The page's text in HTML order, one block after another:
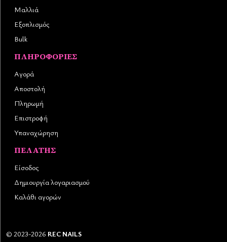
Μαλλιά
Εξοπλισμός
Bulk
ΠΛΗΡΟΦΟΡΊΕΣ
Αγορά
Αποστολή
Πληρωμή
Επιστροφή
Υπαναχώρηση
ΠΕΛΆΤΗΣ
Είσοδος
Δημιουργία λογαριασμού
Καλάθι αγορών
© 2023-2026 REC NAILS